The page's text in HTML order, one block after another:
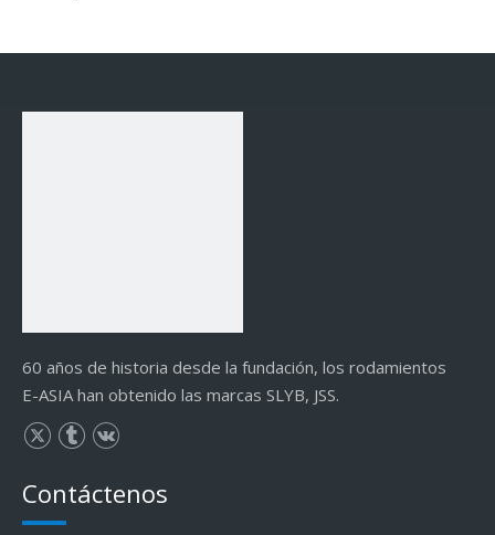
60 años de historia desde la fundación, los rodamientos
E-ASIA han obtenido las marcas SLYB, JSS.
Contáctenos